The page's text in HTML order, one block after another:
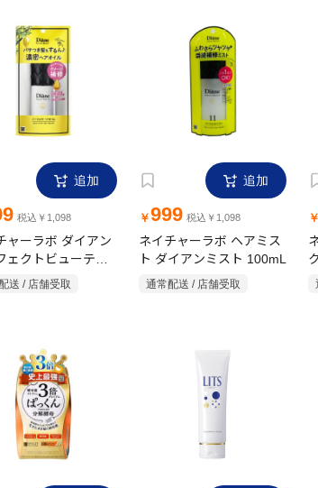
追加
税込￥1,098
ャーラボ ダイアン
ェクトビューティ
ベリーフローラル
送 / 店舗受取
追加
￥999 税込￥1,098
ネイチャーラボ ヘアミス
ト ダイアンミスト 100mL
通常配送 / 店舗受取
￥